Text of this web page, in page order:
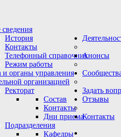
История
Контакты
Телефонный справочник
Режим работы
и органы управления
организацией
Ректорат
Состав
Контакты
Дни приема
Подразделения
Кафедры
Анонсы
Задать
Отзывы
Контакты